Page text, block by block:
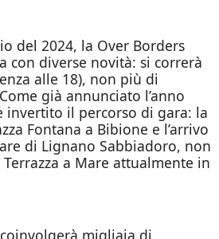
del 2024, la Over Borders
con diverse novità: si correrà
alle 18), non più di
già annunciato l’anno
invertito il percorso di gara: la
Fontana a Bibione e l’arrivo
di Lignano Sabbiadoro, non
a Mare attualmente in
migliaia di